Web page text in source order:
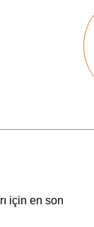
için en son